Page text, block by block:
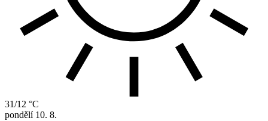
31/12 °C
pondělí 10. 8.